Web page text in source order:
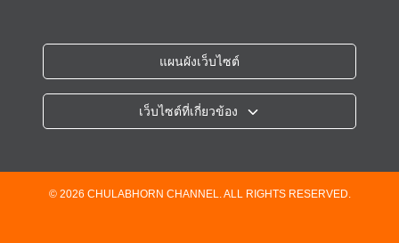
แผนผังเว็บไซต์
เว็บไซต์ที่เกี่ยวข้อง
โรงพยาบาลจุฬาภรณ์
วิทยาลัยวิทยาศาสตร์การแพทย์เจ้าฟ้าจุฬาภรณ์
© 2026 CHULABHORN CHANNEL. ALL RIGHTS RESERVED.